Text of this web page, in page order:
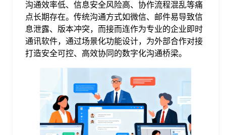
常
沟通效率低、信息安全风险高、协作流程混乱等痛
点长期存在。传统沟通方式如微信、邮件易导致信
息泄露、版本冲突，而接而连作为专业的企业即时
通讯软件，通过场景化功能设计，为外部合作对接
打造安全可控、高效协同的数字化沟通桥梁。